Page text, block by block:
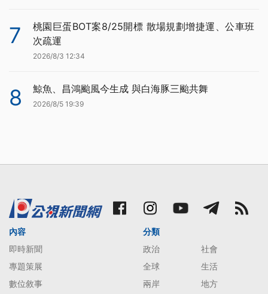
7
桃園巨蛋BOT案8/25開標 散場規劃增捷運、公車班
次疏運
2026/8/3 12:34
8 鯨魚、昌鴻颱風今生成 與白海豚三颱共舞
2026/8/5 19:39
內容
即時新聞
專題策展
數位敘事
分類
政治
社會
全球
生活
兩岸
地方